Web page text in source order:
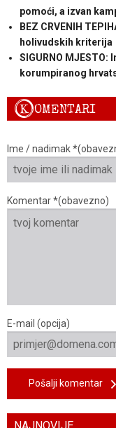
pomoći, a izvan
BEZ CRVENIH
holivudskih kriterija
SIGURNO
korumpiranog
KOMENTARI
Ime / nadimak
Komentar *(obavezno)
E-mail (opcija)
Pošalji komentar
NAJNOVIJE